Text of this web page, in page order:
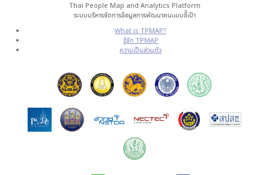
Thai People Map and Analytics Platform
ระบบบริหารจัดการข้อมูลการพัฒนาคนแบบชี้เป้า
What is TPMAP?
รู้จัก TPMAP
ความเป็นส่วนตัว